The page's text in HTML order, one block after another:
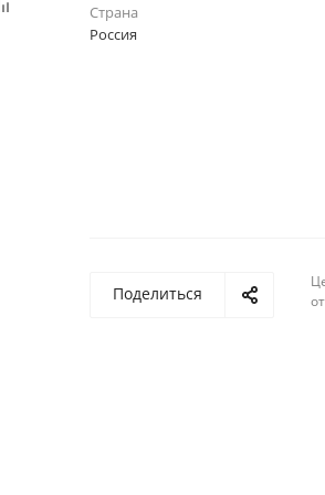
Страна
Россия
Поделиться